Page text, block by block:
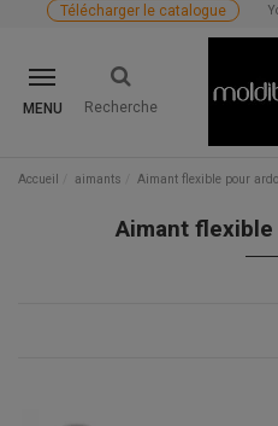
Télécharger le catalogue
MENU Recherche
Accueil aimants Aimant flexible pour
Aimant